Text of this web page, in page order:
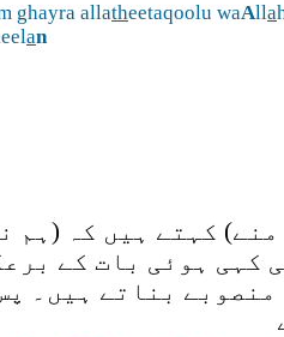
ghayra allatheetaqoolu waAlla
an
کہتے ہیں کہ (ہم
کہی ہوئی بات کے
بناتے ہیں۔